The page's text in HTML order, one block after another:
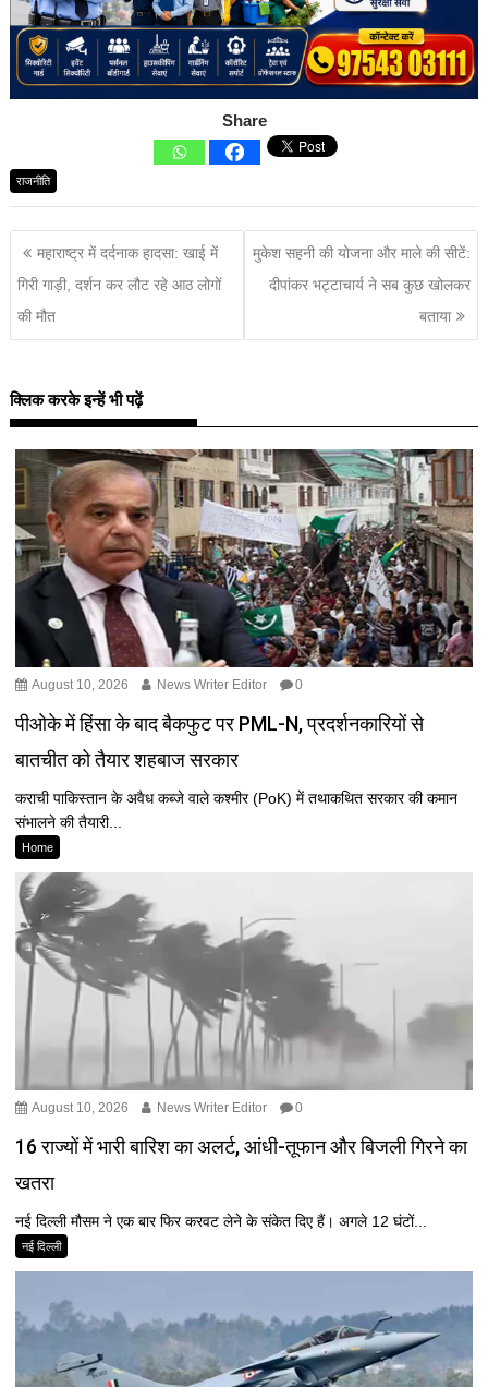
Share
राजनीति
महाराष्ट्र में दर्दनाक हादसा: खाई में
गिरी गाड़ी, दर्शन कर लौट रहे आठ लोगों
की मौत
मुकेश सहनी की योजना और माले की सीटें:
दीपांकर भट्टाचार्य ने सब कुछ खोलकर
बताया
क्लिक करके इन्हें भी पढ़ें
August 10, 2026 News Writer Editor 0
पीओके में हिंसा के बाद बैकफुट पर PML-N, प्रदर्शनकारियों से
बातचीत को तैयार शहबाज सरकार
कराची पाकिस्तान के अवैध कब्जे वाले कश्मीर (PoK) में तथाकथित सरकार की कमान
संभालने की तैयारी...
Home
August 10, 2026 News Writer Editor 0
16 राज्यों में भारी बारिश का अलर्ट, आंधी-तूफान और बिजली गिरने का
खतरा
नई दिल्ली मौसम ने एक बार फिर करवट लेने के संकेत दिए हैं। अगले 12 घंटों...
नई दिल्ली